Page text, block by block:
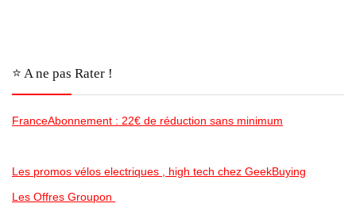
⭐️ A ne pas Rater !
FranceAbonnement : 22€ de réduction sans minimum
Les promos vélos electriques , high tech chez GeekBuying
Les Offres Groupon